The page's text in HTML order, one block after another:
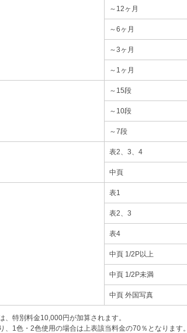
～12ヶ月
～6ヶ月
～3ヶ月
～1ヶ月
～15段
～10段
～7段
表2、3、4
中頁
表1
表2、3
表4
中頁 1/2P以上
中頁 1/2P未満
中頁 外国写真
特別料金10,000円が加算されます。
1色・2色使用の場合は上表該当料金の70％となります。